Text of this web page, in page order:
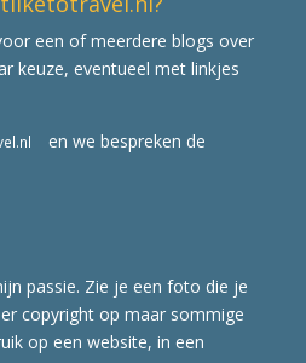
een of meerdere blogs over
keuze, eventueel met linkjes
en we bespreken de
passie. Zie je een foto die je
copyright op maar sommige
op een website, in een